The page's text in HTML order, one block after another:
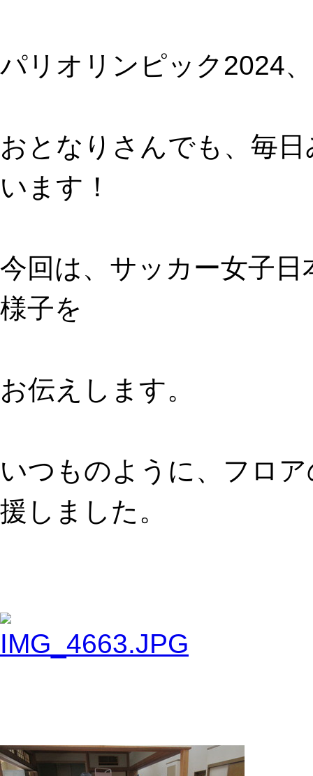
パリオリンピック2024
おとなりさんでも、毎
います！
今回は、サッカー女子
様子を
お伝えします。
いつものように、フロ
援しました。